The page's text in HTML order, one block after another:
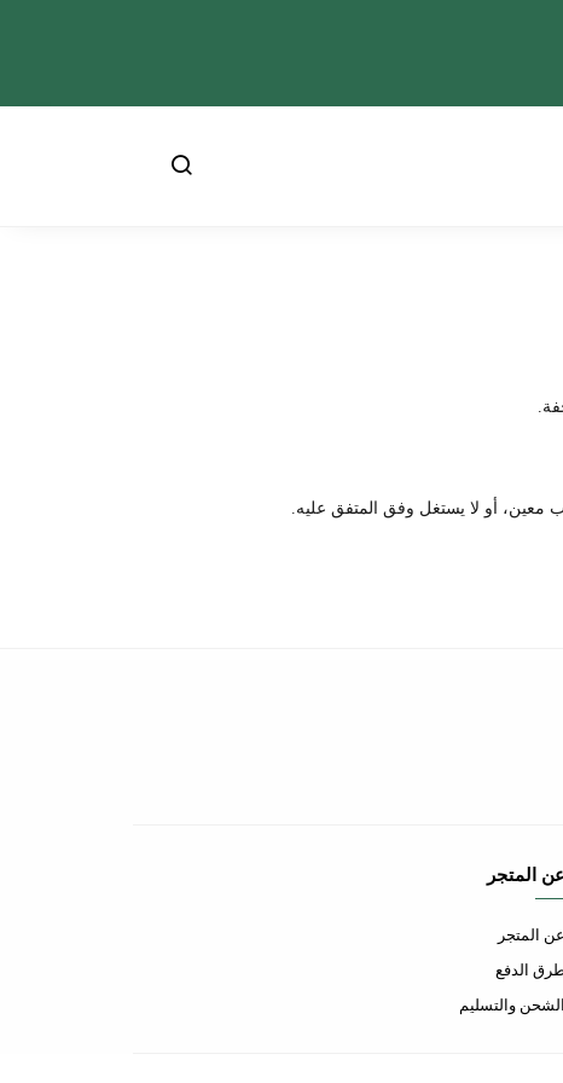
معين، أو لا يستغل وفق المتفق عليه.
عن المتجر
عن المتجر
الدفع
الشحن والتسليم